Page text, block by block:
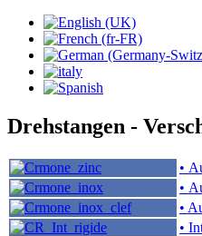
Drehstangen -
•
•
•
•